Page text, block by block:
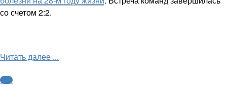
со счетом 2:2.
Читать далее ...
ФНЛ